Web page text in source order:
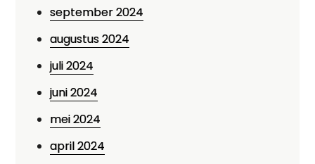
september 2024
augustus 2024
juli 2024
juni 2024
mei 2024
april 2024